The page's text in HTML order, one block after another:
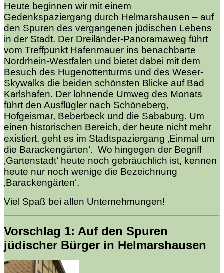
Heute beginnen wir mit einem
Gedenkspaziergang durch Helmarshausen – auf
den Spuren des vergangenen jüdischen Lebens
in der Stadt. Der Dreiländer-Panoramaweg führt
vom Treffpunkt Hafenmauer ins benachbarte
Nordrhein-Westfalen und bietet dabei mit dem
Besuch des Hugenottenturms und des Weser-
Skywalks die beiden schönsten Blicke auf Bad
Karlshafen. Der lohnende Umweg des Monats
führt den Ausflügler nach Schöneberg,
Hofgeismar, Beberbeck und die Sababurg. Um
einen historischen Bereich, der heute nicht mehr
existiert, geht es im Stadtspaziergang ‚Einmal um
die Barackengärten‘. Wo hingegen der Begriff
‚Gartenstadt‘ heute noch gebräuchlich ist, kennen
heute nur noch wenige die Bezeichnung
‚Barackengärten‘.
Viel Spaß bei allen Unternehmungen!
Vorschlag 1: Auf den Spuren
jüdischer Bürger in Helmarshausen